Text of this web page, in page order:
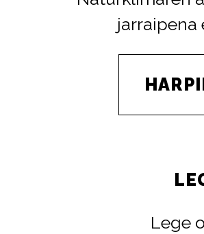
jarraipena
Lege